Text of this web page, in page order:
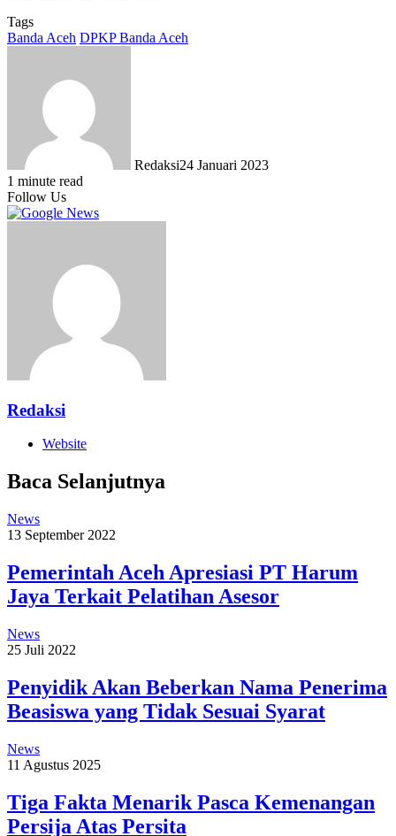
Tags
Banda Aceh DPKP Banda Aceh
Redaksi24 Januari 2023
1 minute read
Follow Us
Redaksi
Website
Baca Selanjutnya
News
13 September 2022
Pemerintah Aceh Apresiasi PT Harum
Jaya Terkait Pelatihan Asesor
News
25 Juli 2022
Penyidik Akan Beberkan Nama Penerima
Beasiswa yang Tidak Sesuai Syarat
News
11 Agustus 2025
Tiga Fakta Menarik Pasca Kemenangan
Persija Atas Persita